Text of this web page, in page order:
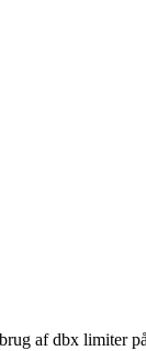
af dbx limiter